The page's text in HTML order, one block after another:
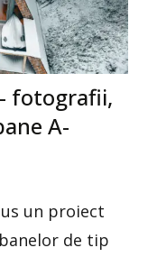
fotografii,
A-
un proiect
de tip